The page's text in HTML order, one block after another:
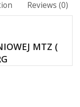
Reviews (0)
MTZ (